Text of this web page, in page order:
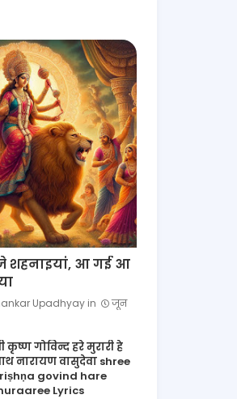
शहनाइयां, आ गई आ
Upadhyay
जून
कृष्ण गोविन्द हरे मुरारी हे
नारायण वासुदेवा shree
govind hare
Lyrics